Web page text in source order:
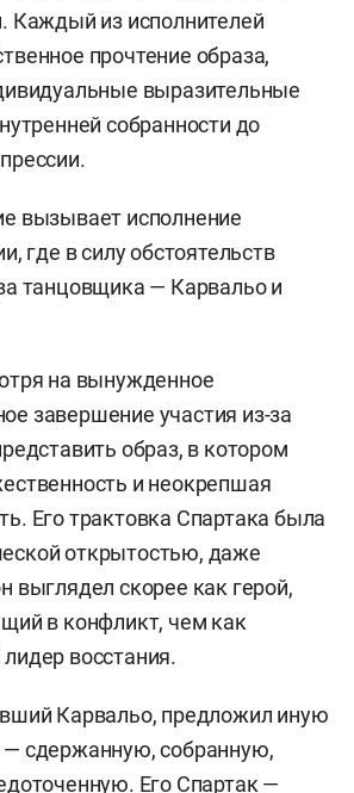
Каждый из исполнителей
прочтение образа,
выразительные
собранности до
вызывает исполнение
где в силу обстоятельств
танцовщика — Карвальо и
на вынужденное
завершение участия из-за
образ, в котором
и неокрепшая
Его трактовка Спартака была
открытостью, даже
выглядел скорее как герой,
в конфликт, чем как
восстания.
Карвальо, предложил иную
сдержанную, собранную,
Его Спартак —